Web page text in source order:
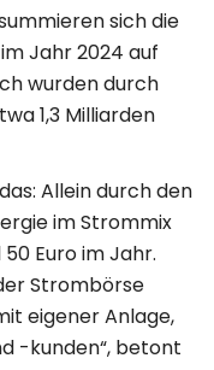
sich die
Jahr 2024 auf
wurden durch
1,3 Milliarden
Allein durch den
im Strommix
Euro im Jahr.
Strombörse
eigener Anlage,
-kunden“, betont